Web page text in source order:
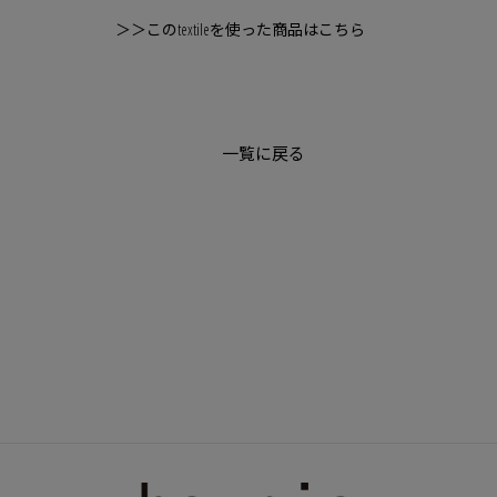
＞＞このtextileを使った商品はこちら
一覧に戻る